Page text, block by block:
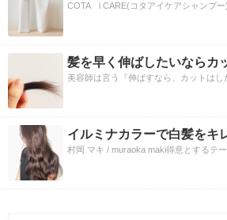
COTA i CARE(コタアイケアシャンプー
美容師は言う『伸ばすなら、カットはし
村岡 マキ / muraoka maki得意とするテ